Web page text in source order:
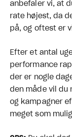
anbefaler vi, at
rate højest, da
på, og oftest er
Efter et antal
performance
der er nogle
den måde vil du
og kampagner
meget som